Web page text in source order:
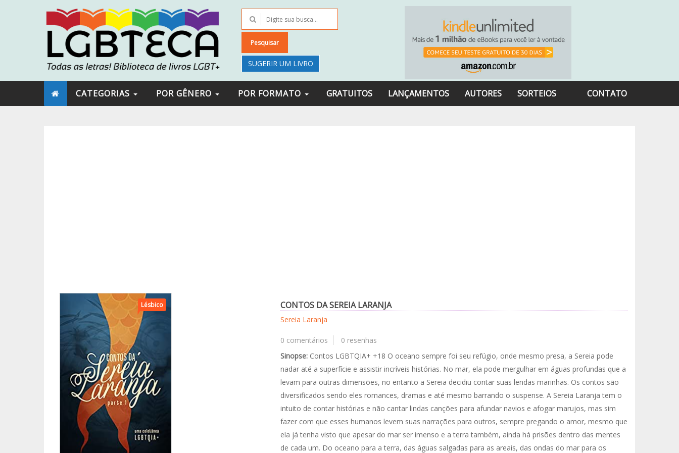
Pesquisar
SUGERIR UM LIVRO
CATEGORIAS POR GÊNERO POR FORMATO GRATUITOS LANÇAMENTOS AUTORES SORTEIOS CONTATO
Lésbico CONTOS DA SEREIA LARANJA
Sereia Laranja
0 comentários
0 resenhas
Sinopse: Contos LGBTQIA+ +18 O oceano sempre foi seu refúgio, onde mesmo presa, a Sereia pode
nadar até a superfície e assistir incríveis histórias. No mar, ela pode mergulhar em águas profundas que a
levam para outras dimensões, no entanto a Sereia decidiu contar suas lendas marinhas. Os contos são
diversificados sendo eles romances, dramas e até mesmo barrando o suspense. A Sereia Laranja tem o
intuito de contar histórias e não cantar lindas canções para afundar navios e afogar marujos, mas sim
fazer com que esses humanos levem suas narrações para outros, sempre pregando o amor, mesmo que
ela já tenha visto que apesar do mar ser imenso e a terra também, ainda há prisões dentro das mentes
de cada um. Do oceano para a terra, das águas salgadas para as areais, das ondas do mar para os